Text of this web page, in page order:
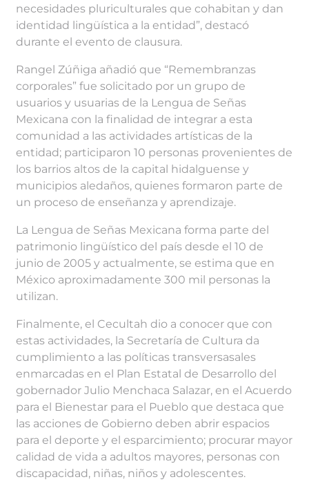
necesidades pluriculturales que cohabitan y dan
identidad lingüística a la entidad”, destacó
durante el evento de clausura.
Rangel Zúñiga añadió que “Remembranzas
corporales” fue solicitado por un grupo de
usuarios y usuarias de la Lengua de Señas
Mexicana con la finalidad de integrar a esta
comunidad a las actividades artísticas de la
entidad; participaron 10 personas provenientes de
los barrios altos de la capital hidalguense y
municipios aledaños, quienes formaron parte de
un proceso de enseñanza y aprendizaje.
La Lengua de Señas Mexicana forma parte del
patrimonio lingüístico del país desde el 10 de
junio de 2005 y actualmente, se estima que en
México aproximadamente 300 mil personas la
utilizan.
Finalmente, el Cecultah dio a conocer que con
estas actividades, la Secretaría de Cultura da
cumplimiento a las políticas transversasales
enmarcadas en el Plan Estatal de Desarrollo del
gobernador Julio Menchaca Salazar, en el Acuerdo
para el Bienestar para el Pueblo que destaca que
las acciones de Gobierno deben abrir espacios
para el deporte y el esparcimiento; procurar mayor
calidad de vida a adultos mayores, personas con
discapacidad, niñas, niños y adolescentes.